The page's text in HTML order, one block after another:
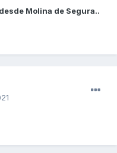
Molina de Segura..